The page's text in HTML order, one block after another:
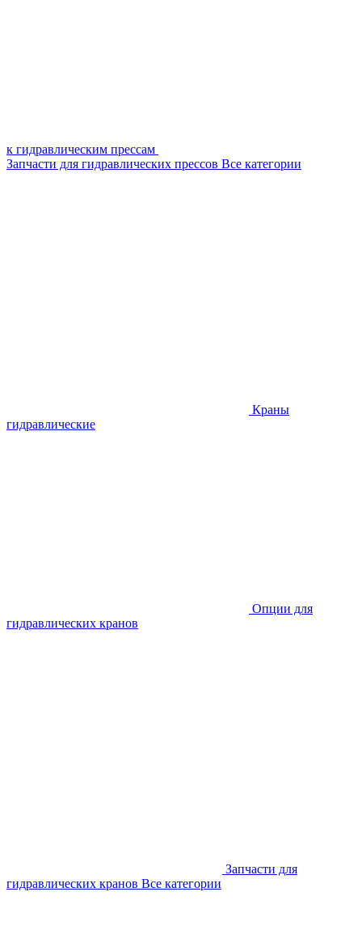
к гидравлическим прессам
Запчасти для гидравлических прессов Все категории
Краны
гидравлические
Опции для
гидравлических кранов
Запчасти для
гидравлических кранов Все категории